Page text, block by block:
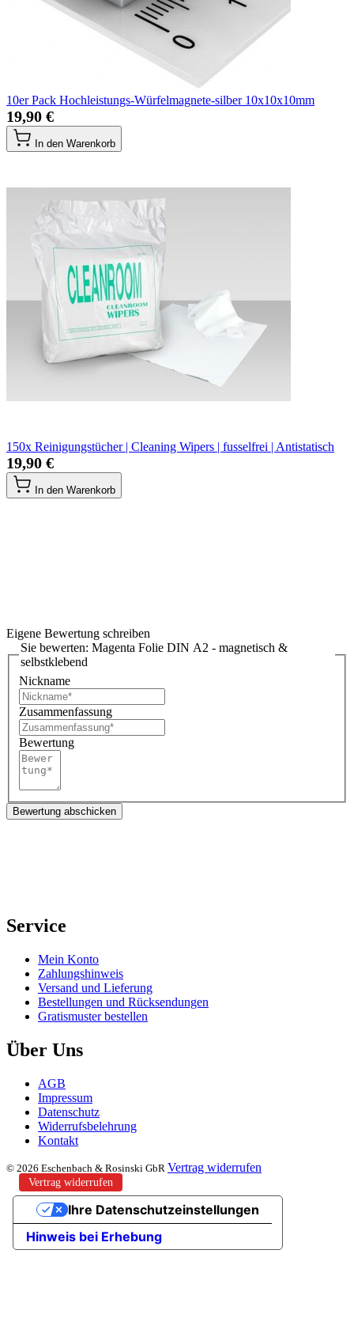
10er Pack Hochleistungs-Würfelmagnete-silber 10x10x10mm
19,90 €
In den Warenkorb
150x Reinigungstücher | Cleaning Wipers | fusselfrei | Antistatisch
19,90 €
In den Warenkorb
Eigene Bewertung schreiben
Sie bewerten: Magenta Folie DIN A2 - magnetisch &
selbstklebend
Nickname
Zusammenfassung
Bewertung
Bewertung abschicken
Service
Mein Konto
Zahlungshinweis
Versand und Lieferung
Bestellungen und Rücksendungen
Gratismuster bestellen
Über Uns
AGB
Impressum
Datenschutz
Widerrufsbelehrung
Kontakt
© 2026 Eschenbach & Rosinski GbR Vertrag widerrufen
Vertrag widerrufen
Hinweis bei Erhebung
Ihre Datenschutzeinstellungen